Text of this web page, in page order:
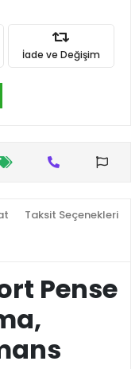
İade ve Değişim
Taksit Seçenekleri
Pense